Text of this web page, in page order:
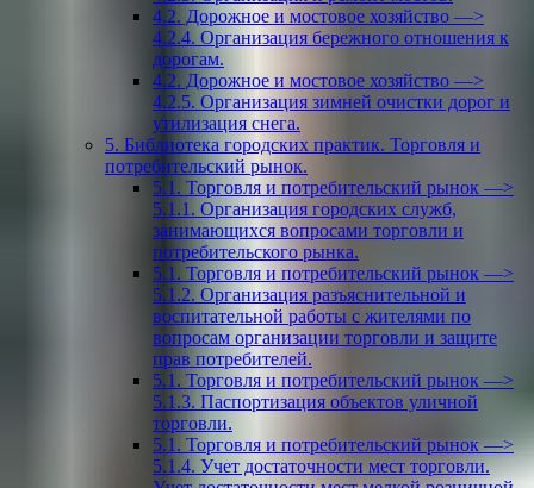
4.2. Дорожное и мостовое хозяйство —>
4.2.4. Организация бережного отношения к
дорогам.
4.2. Дорожное и мостовое хозяйство —>
4.2.5. Организация зимней очистки дорог и
утилизация снега.
5. Библиотека городских практик. Торговля и
потребительский рынок.
5.1. Торговля и потребительский рынок —>
5.1.1. Организация городских служб,
занимающихся вопросами торговли и
потребительского рынка.
5.1. Торговля и потребительский рынок —>
5.1.2. Организация разъяснительной и
воспитательной работы с жителями по
вопросам организации торговли и защите
прав потребителей.
5.1. Торговля и потребительский рынок —>
5.1.3. Паспортизация объектов уличной
торговли.
5.1. Торговля и потребительский рынок —>
5.1.4. Учет достаточности мест торговли.